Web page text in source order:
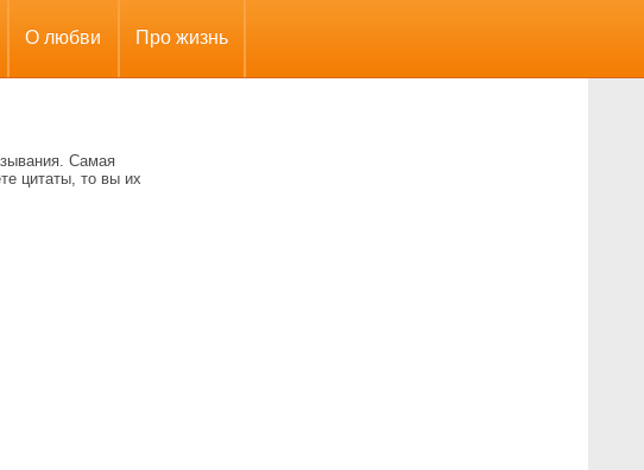
О любви Про жизнь
Самая
цитаты, то вы их